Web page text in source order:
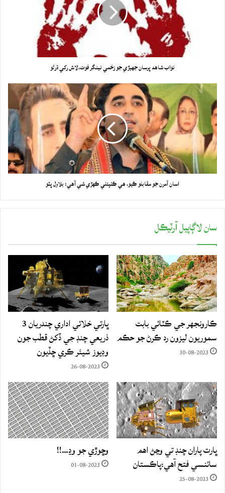
نواب شاهه ڀرسان جهيڙي جو زخمي نينگر فوت،لاش رکي ڌرڻو
اسان آمرن جو مقابلو ڪيو، هي ڪٺپتلي ڪهڙي شي آهي: بلاول ڀٽو
سان لاڳاپيل آرٽيڪل
ڪارونجهر جي ڪٽائي بابت
سموريون ليزون رد ڪرڻ جو حڪم
30-08-2023
ڀارتي خلائي اداري چندريان 3
ذريعي چنڊ جي ڏکڻ قطب جون
وڊيوز شيئر ڪري ڇڏيون
26-08-2023
ڀارت پاران چنڊ تي وڃڻ اهم
سائنسي فتح آهي:پاڪستان
25-08-2023
وڇوڙي جو وڍ…!!
01-08-2023